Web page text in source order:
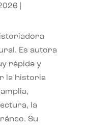
Es autora
rápida y
la historia
la
Su